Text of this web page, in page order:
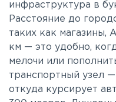
инфраструктура в
Расстояние до
таких как магазины,
км — это удобно,
мелочи или
транспортный узел
откуда курсирует